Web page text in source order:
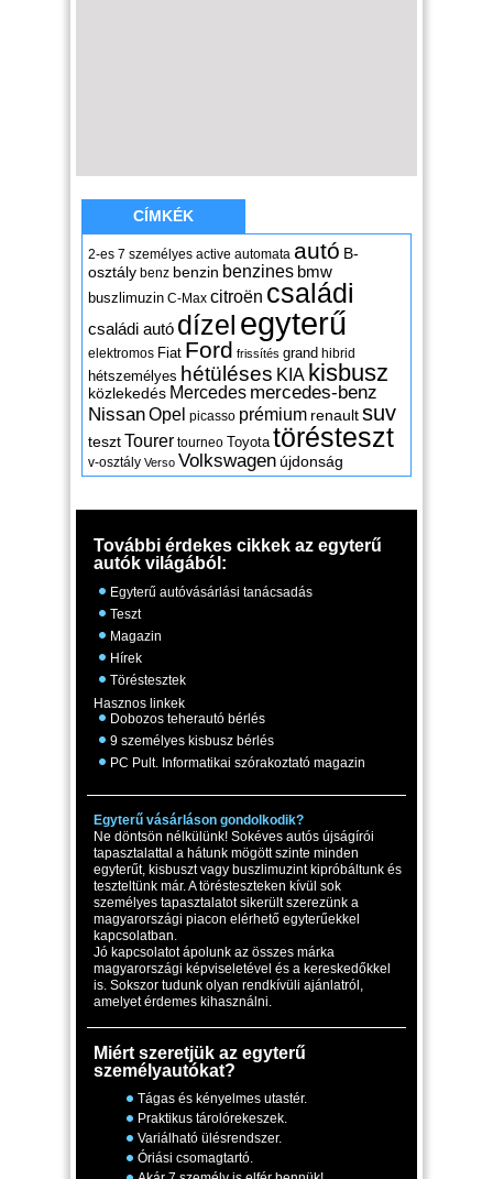
CÍMKÉK
2-es 7 személyes active automata autó B-
osztály benz benzin benzines bmw
buszlimuzin C-Max citroën családi
családi autó dízel egyterű
elektromos Fiat Ford frissítés grand hibrid
hétszemélyes hétüléses KIA kisbusz
közlekedés Mercedes mercedes-benz
NissanOpel picasso prémium renaultsuv
tesztTourer tourneo Toyota törésteszt
v-osztály Verso Volkswagen újdonság
További érdekes cikkek az egyterű
autók világából:
Egyterű autóvásárlási tanácsadás
Teszt
Magazin
Hírek
Töréstesztek
Hasznos linkek
Dobozos teherautó bérlés
9 személyes kisbusz bérlés
PC Pult. Informatikai szórakoztató magazin
Egyterű vásárláson gondolkodik?
Ne döntsön nélkülünk! Sokéves autós újságírói
tapasztalattal a hátunk mögött szinte minden
egyterűt, kisbuszt vagy buszlimuzint kipróbáltunk és
teszteltünk már. A törésteszteken kívül sok
személyes tapasztalatot sikerült szerezünk a
magyarországi piacon elérhető egyterűekkel
kapcsolatban.
Jó kapcsolatot ápolunk az összes márka
magyarországi képviseletével és a kereskedőkkel
is. Sokszor tudunk olyan rendkívüli ajánlatról,
amelyet érdemes kihasználni.
Miért szeretjük az egyterű
személyautókat?
Tágas és kényelmes utastér.
Praktikus tárolórekeszek.
Variálható ülésrendszer.
Óriási csomagtartó.